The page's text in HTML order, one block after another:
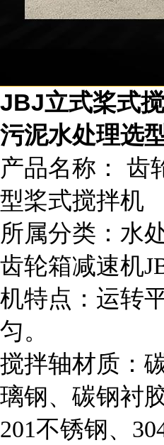
JBJ立式桨式
污泥水处理选
产品名称： 齿
型桨式搅拌机
所属分类：水
齿轮箱减速机
机特点：运转
匀。
搅拌轴材质：
璃钢、碳钢衬
201不锈钢、